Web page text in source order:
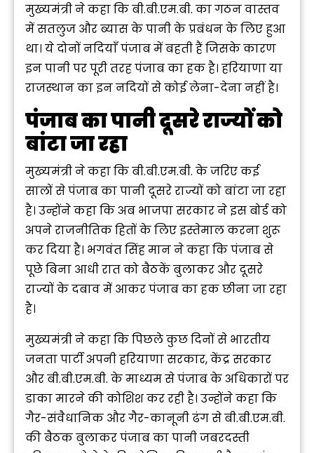
मुख्यमंत्री ने कहा कि बी.बी.एम.बी. का गठन वास्तव
में सतलुज और ब्यास के पानी के प्रबंधन के लिए हुआ
था। ये दोनों नदियाँ पंजाब में बहती हैं जिसके कारण
इन पानी पर पूरी तरह पंजाब का हक है। हरियाणा या
राजस्थान का इन नदियों से कोई लेना-देना नहीं है।
पंजाब का पानी दूसरे राज्यों को
बांटा जा रहा
मुख्यमंत्री ने कहा कि बी.बी.एम.बी. के जरिए कई
सालों से पंजाब का पानी दूसरे राज्यों को बांटा जा रहा
है। उन्होंने कहा कि अब भाजपा सरकार ने इस बोर्ड को
अपने राजनीतिक हितों के लिए इस्तेमाल करना शुरू
कर दिया है। भगवंत सिंह मान ने कहा कि पंजाब से
पूछे बिना आधी रात को बैठकें बुलाकर और दूसरे
राज्यों के दबाव में आकर पंजाब का हक छीना जा रहा
है।
मुख्यमंत्री ने कहा कि पिछले कुछ दिनों से भारतीय
जनता पार्टी अपनी हरियाणा सरकार, केंद्र सरकार
और बी.बी.एम.बी. के माध्यम से पंजाब के अधिकारों पर
डाका मारने की कोशिश कर रही है। उन्होंने कहा कि
गैर-संवैधानिक और गैर-कानूनी ढंग से बी.बी.एम.बी.
की बैठक बुलाकर पंजाब का पानी जबरदस्ती